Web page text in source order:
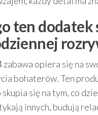
ten dodatek
zabawa opiera się na
bohaterów. Ten
skupia się na tym, co
innych, budują